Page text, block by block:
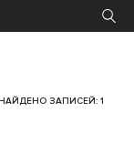
ЗАПИСЕЙ: 1